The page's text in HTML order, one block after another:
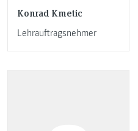
Konrad Kmetic
Lehrauftragsnehmer